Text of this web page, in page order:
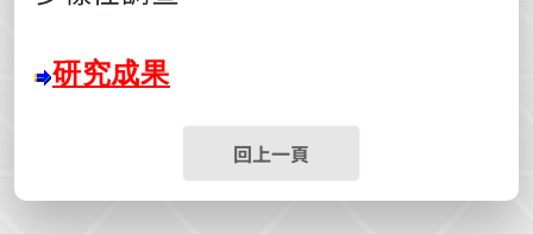
研究成果
回上一頁